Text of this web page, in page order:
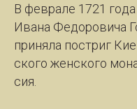
В фев­ра­ле 1721
Ива­на Фе­до­ро­ви­ча
при­ня­ла по­стриг
ско­го жен­ско­го
сия.